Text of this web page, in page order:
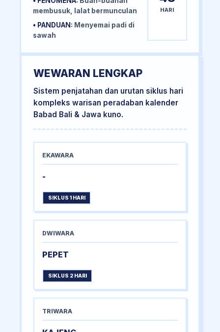
membusuk, lalat bermunculan
• PANDUAN: Menyemai padi di
sawah
HARI
WEWARAN LENGKAP
Sistem penjatahan dan urutan siklus hari
kompleks warisan peradaban kalender
Babad Bali & Jawa kuno.
EKAWARA
-
SIKLUS 1 HARI
DWIWARA
PEPET
SIKLUS 2 HARI
TRIWARA